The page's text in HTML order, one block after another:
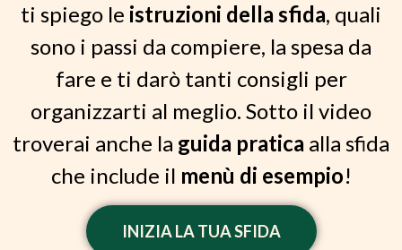
ti spiego le istruzioni della sfida, quali
sono i passi da compiere, la spesa da
fare e ti darò tanti consigli per
organizzarti al meglio. Sotto il video
troverai anche la guida pratica alla sfida
che include il menù di esempio!
INIZIA LA TUA SFIDA